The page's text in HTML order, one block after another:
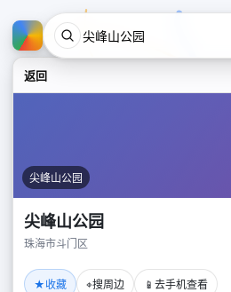
返回
尖峰山公园
尖峰山公园
珠海市斗门区
★收藏 ⌖搜周边 📱 去手机查看